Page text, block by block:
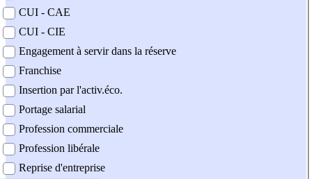
CUI - CAE
CUI - CIE
Engagement à servir dans la réserve
Franchise
Insertion par l'activ.éco.
Portage salarial
Profession commerciale
Profession libérale
Reprise d'entreprise